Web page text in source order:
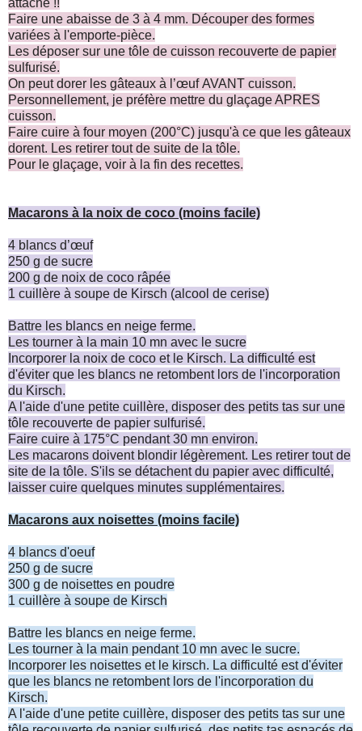
Faire une abaisse de 3 à 4 mm. Découper des formes
variées à l'emporte-pièce.
Les déposer sur une tôle de cuisson recouverte de papier
sulfurisé.
On peut dorer les gâteaux à l’œuf AVANT cuisson.
Personnellement, je préfère mettre du glaçage APRES
cuisson.
Faire cuire à four moyen (200°C) jusqu'à ce que les gâteaux
dorent. Les retirer tout de suite de la tôle.
Pour le glaçage, voir à la fin des recettes.
Macarons à la noix de coco (moins facile)
4 blancs d’œuf
250 g de sucre
200 g de noix de coco râpée
1 cuillère à soupe de Kirsch (alcool de cerise)
Battre les blancs en neige ferme.
Les tourner à la main 10 mn avec le sucre
Incorporer la noix de coco et le Kirsch. La difficulté est
d'éviter que les blancs ne retombent lors de l'incorporation
du Kirsch.
A l'aide d'une petite cuillère, disposer des petits tas sur une
tôle recouverte de papier sulfurisé.
Faire cuire à 175°C pendant 30 mn environ.
Les macarons doivent blondir légèrement. Les retirer tout de
site de la tôle. S'ils se détachent du papier avec difficulté,
laisser cuire quelques minutes supplémentaires.
Macarons aux noisettes (moins facile)
4 blancs d'oeuf
250 g de sucre
300 g de noisettes en poudre
1 cuillère à soupe de Kirsch
Battre les blancs en neige ferme.
Les tourner à la main pendant 10 mn avec le sucre.
Incorporer les noisettes et le kirsch. La difficulté est d'éviter
que les blancs ne retombent lors de l'incorporation du
Kirsch.
A l'aide d'une petite cuillère, disposer des petits tas sur une